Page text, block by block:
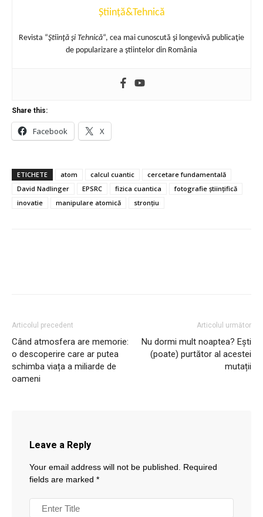
Știință&Tehnică
Revista “Ştiinţă şi Tehnică“, cea mai cunoscută şi longevivă publicaţie
de popularizare a ştiintelor din România
Share this:
Facebook X
ETICHETE atom calcul cuantic
cercetare fundamentală
David Nadlinger
EPSRC fizica cuantica
fotografie științifică
inovatie
manipulare atomică stronțiu
Articolul precedent
Când atmosfera are memorie:
o descoperire care ar putea
schimba viața a miliarde de
oameni
Articolul următor
Nu dormi mult noaptea? Ești
(poate) purtător al acestei
mutații
Leave a Reply
Your email address will not be published. Required
fields are marked *